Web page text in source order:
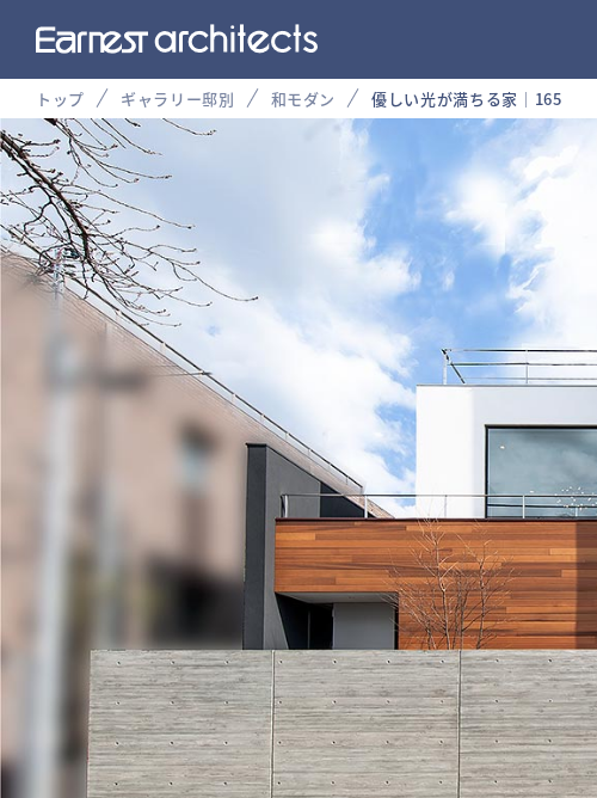
トップ ギャラリー邸別 和モダン 優しい光が満ちる家│165